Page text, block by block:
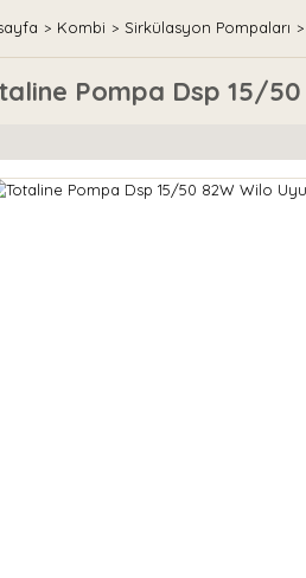
Kombi Sirkülasyon Pompaları
Pompa Dsp 15/